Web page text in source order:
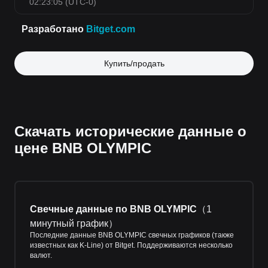
Купить/продать
Скачать исторические данные о
цене BNB OLYMPIC
Свечные данные по BNB OLYMPIC （1
минутный график）
Последние данные BNB OLYMPIC свечных графиков (также
известных как K-Line) от Bitget. Поддерживаются несколько
валют.